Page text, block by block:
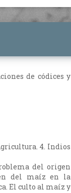
de códices y
4. Indios
del origen
del maíz en la
El culto al maíz y